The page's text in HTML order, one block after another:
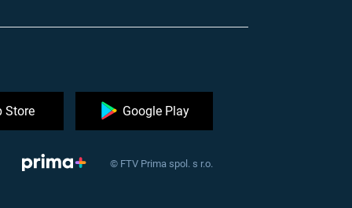
Store Google Play
© FTV Prima spol. s r.o.